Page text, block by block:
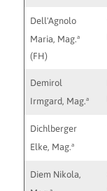
Dell'Agnolo
Maria, Mag.a
(FH)
Demirol
Irmgard, Mag.a
Dichlberger
Elke, Mag.a
Diem Nikola,